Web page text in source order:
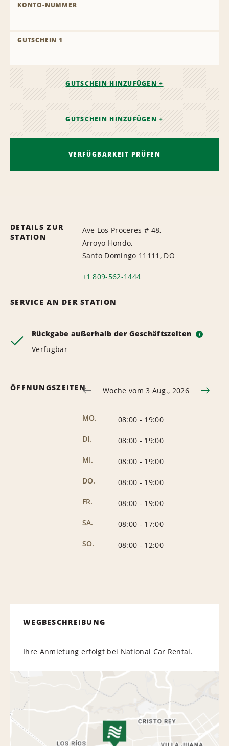
KONTO-NUMMER
GUTSCHEIN 1
GUTSCHEIN HINZUFÜGEN +
GUTSCHEIN HINZUFÜGEN +
VERFÜGBARKEIT PRÜFEN
DETAILS ZUR
STATION
Ave Los Proceres # 48,
Arroyo Hondo,
Santo Domingo 11111, DO
+1 809-562-1444
SERVICE AN DER STATION
Rückgabe außerhalb der Geschäftszeiten i
Verfügbar
ÖFFNUNGSZEITEN Woche vom 3 Aug., 2026
MO. 08:00 - 19:00
DI.
08:00 - 19:00
MI.
08:00 - 19:00
DO.
08:00 - 19:00
FR.
08:00 - 19:00
SA.
08:00 - 17:00
SO.
08:00 - 12:00
WEGBESCHREIBUNG
Ihre Anmietung erfolgt bei National Car Rental.